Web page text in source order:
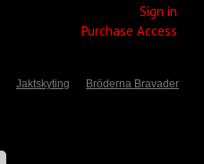
Sign in
Purchase Access
Jaktskyting Bröderna Bravader